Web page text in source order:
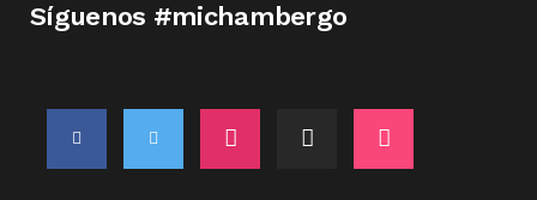
Síguenos #michambergo